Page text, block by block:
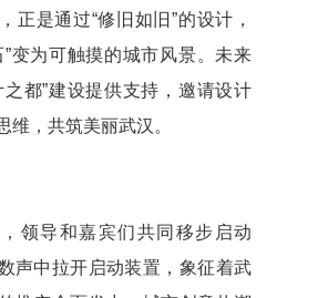
正是通过“修旧如旧”的设计，
”变为可触摸的城市风景。未来
之都”建设提供支持，邀请设计
维，共筑美丽武汉。
领导和嘉宾们共同移步启动
声中拉开启动装置，象征着武